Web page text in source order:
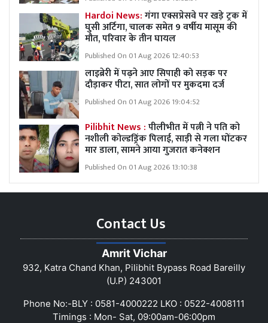
Hardoi News:गंगा एक्सप्रेसवे पर खड़े ट्रक में
घुसी अर्टिगा, चालक समेत 9 वर्षीय मासूम की
मौत, परिवार के तीन घायल
Published On 01 Aug 2026 12:40:53
लाइब्रेरी में पढ़ने आए सिपाही को सड़क पर
दौड़ाकर पीटा, सात लोगों पर मुकदमा दर्ज
Published On 01 Aug 2026 19:04:52
Pilibhit News :पीलीभीत में पत्नी ने पति को
नशीली कोल्डड्रिंक पिलाई, साड़ी से गला घोंटकर
मार डाला, सामने आया गुजरात कनेक्शन
Published On 01 Aug 2026 13:10:38
Contact Us
Amrit Vichar
932, Katra Chand Khan, Pilibhit Bypass Road Bareilly
(U.P) 243001
Phone No:-BLY : 0581-4000222 LKO : 0522-4008111
Timings : Mon- Sat, 09:00am-06:00pm